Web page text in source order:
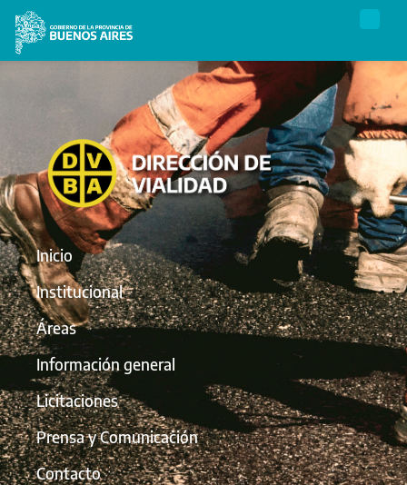
Inicio
Institucional
Áreas
Información general
Licitaciones
Prensa y Comunicación
Contacto